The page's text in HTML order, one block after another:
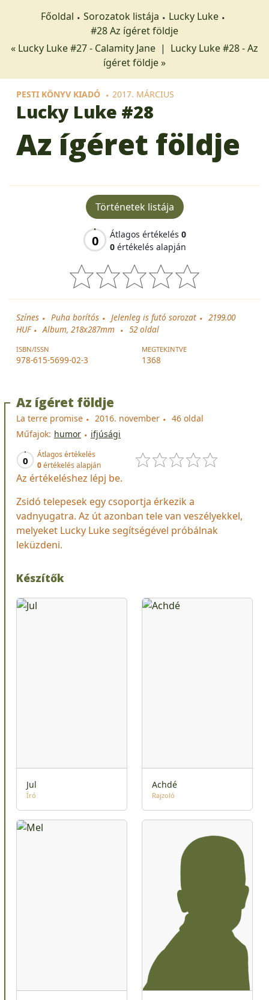
Főoldal Sorozatok listája
Lucky Luke
#28 Az ígéret földje
« Lucky Luke #27 - Calamity Jane | Lucky Luke #28 - Az
ígéret földje »
PESTI KÖNYV KIADÓ 2017. MÁRCIUS
Lucky Luke #28
Az ígéret földje
Történetek listája
0 Átlagos értékelés 0
0 értékelés alapján
Színes Puha borítós Jelenleg is futó sorozat
2199.00
HUF
Album, 218x287mm 52oldal
ISBN/ISSN
978-615-5699-02-3
MEGTEKINTVE
1368
Az ígéret földje
La terre promise 2016. november
46 oldal
Műfajok: humor ifjúsági
0
Átlagos értékelés
0értékelés alapján
Az értékeléshez lépj be.
Zsidó telepesek egy csoportja érkezik a
vadnyugatra. Az út azonban tele van veszélyekkel,
melyeket Lucky Luke segítségével próbálnak
leküzdeni.
Készítők
Jul
Író
Achdé
Rajzoló